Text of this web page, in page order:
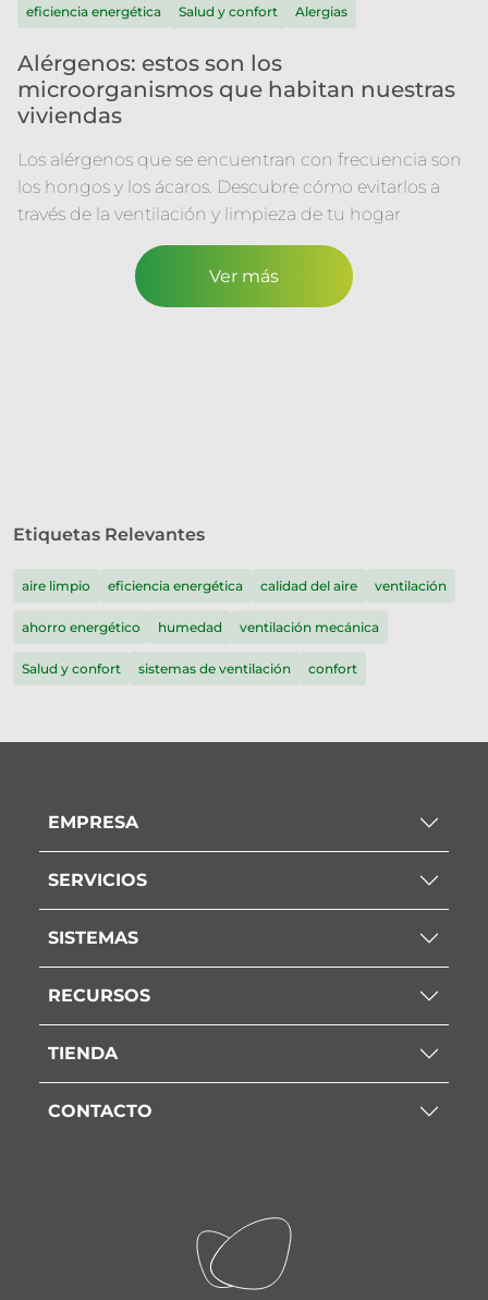
eficiencia energética Salud y confort Alergias
Alérgenos: estos son los
microorganismos que habitan nuestras
viviendas
Los alérgenos que se encuentran con frecuencia son
los hongos y los ácaros. Descubre cómo evitarlos a
través de la ventilación y limpieza de tu hogar
Ver más
Etiquetas Relevantes
aire limpio eficiencia energética calidad del aire ventilación
ahorro energético humedad ventilación mecánica
Salud y confort sistemas de ventilación confort
EMPRESA
SERVICIOS
SISTEMAS
RECURSOS
TIENDA
CONTACTO